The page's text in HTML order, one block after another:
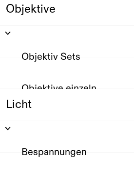
Objektive
Objektiv Sets
Objektive einzeln
Licht
Bespannungen